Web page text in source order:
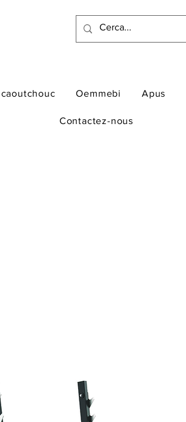
Oemmebi Apus
Contactez-nous